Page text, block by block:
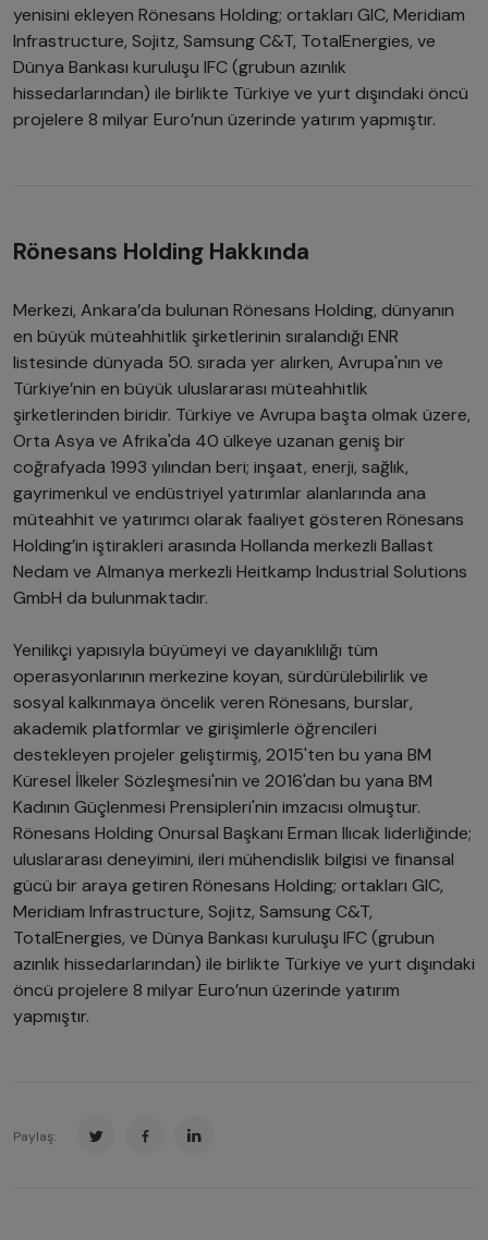
yenisini ekleyen Rönesans Holding; ortakları GIC, Meridiam
Infrastructure, Sojitz, Samsung C&T, TotalEnergies, ve
Dünya Bankası kuruluşu IFC (grubun azınlık
hissedarlarından) ile birlikte Türkiye ve yurt dışındaki öncü
projelere 8 milyar Euro’nun üzerinde yatırım yapmıştır.
Rönesans Holding Hakkında
Merkezi, Ankara’da bulunan Rönesans Holding, dünyanın
en büyük müteahhitlik şirketlerinin sıralandığı ENR
listesinde dünyada 50. sırada yer alırken, Avrupa'nın ve
Türkiye’nin en büyük uluslararası müteahhitlik
şirketlerinden biridir. Türkiye ve Avrupa başta olmak üzere,
Orta Asya ve Afrika'da 40 ülkeye uzanan geniş bir
coğrafyada 1993 yılından beri; inşaat, enerji, sağlık,
gayrimenkul ve endüstriyel yatırımlar alanlarında ana
müteahhit ve yatırımcı olarak faaliyet gösteren Rönesans
Holding’in iştirakleri arasında Hollanda merkezli Ballast
Nedam ve Almanya merkezli Heitkamp Industrial Solutions
GmbH da bulunmaktadır.
Yenilikçi yapısıyla büyümeyi ve dayanıklılığı tüm
operasyonlarının merkezine koyan, sürdürülebilirlik ve
sosyal kalkınmaya öncelik veren Rönesans, burslar,
akademik platformlar ve girişimlerle öğrencileri
destekleyen projeler geliştirmiş, 2015'ten bu yana BM
Küresel İlkeler Sözleşmesi'nin ve 2016'dan bu yana BM
Kadının Güçlenmesi Prensipleri'nin imzacısı olmuştur.
Rönesans Holding Onursal Başkanı Erman Ilıcak liderliğinde;
uluslararası deneyimini, ileri mühendislik bilgisi ve finansal
gücü bir araya getiren Rönesans Holding; ortakları GIC,
Meridiam Infrastructure, Sojitz, Samsung C&T,
TotalEnergies, ve Dünya Bankası kuruluşu IFC (grubun
azınlık hissedarlarından) ile birlikte Türkiye ve yurt dışındaki
öncü projelere 8 milyar Euro’nun üzerinde yatırım
yapmıştır.
Paylaş: